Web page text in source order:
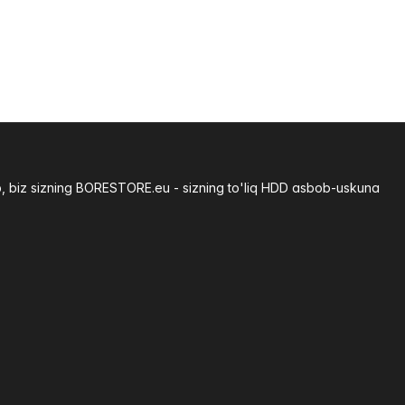
sizning BORESTORE.eu - sizning to'liq HDD asbob-uskuna